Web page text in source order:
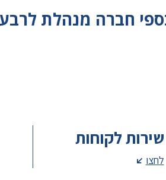
חברה מנהלת לרבעון
שירות לקוחות
לחצו